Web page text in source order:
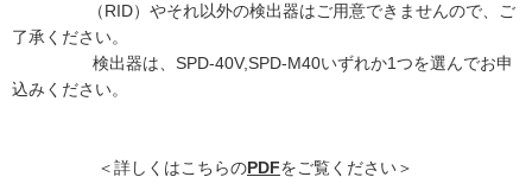
（RID）やそれ以外の検出器はご用意できませんので、ご
了承ください。
検出器は、SPD-40V,SPD-M40いずれか1つを選んでお申
込みください。
＜詳しくはこちらのPDFをご覧ください＞